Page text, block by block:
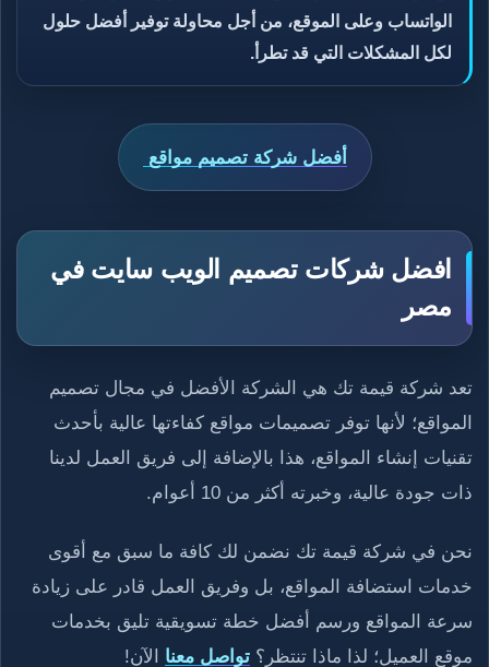
الواتساب وعلى الموقع، من أجل محاولة توفير أفضل حلول
لكل المشكلات التي قد تطرأ.
أفضل شركة تصميم مواقع
افضل شركات تصميم الويب سايت في
مصر
تعد شركة قيمة تك هي الشركة الأفضل في مجال تصميم
المواقع؛ لأنها توفر تصميمات مواقع كفاءتها عالية بأحدث
تقنيات إنشاء المواقع، هذا بالإضافة إلى فريق العمل لدينا
ذات جودة عالية، وخبرته أكثر من 10 أعوام.
نحن في شركة قيمة تك نضمن لك كافة ما سبق مع أقوى
خدمات استضافة المواقع، بل وفريق العمل قادر على زيادة
سرعة المواقع ورسم أفضل خطة تسويقية تليق بخدمات
موقع العميل؛ لذا ماذا تنتظر؟ تواصل معنا الآن!